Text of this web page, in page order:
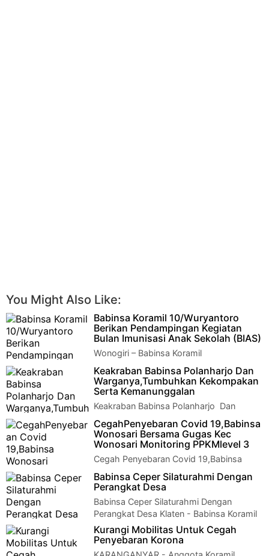
You Might Also Like:
Babinsa Koramil 10/Wuryantoro
Berikan Pendampingan Kegiatan
Bulan Imunisasi Anak Sekolah (BIAS)
Wonogiri – Babinsa Koramil
10/Wuryantoro Serda Dwiyanto bersama
dengan Bhabinkamtibmas Polsek Nguntoronadi Brigadir Sury…
Keakraban Babinsa Polanharjo Dan
Warganya,Tumbuhkan Kekompakan
Serta Kemanunggalan
Keakraban Babinsa Polanharjo Dan
Warganya,Tumbuhkan Kekompakan Serta
Kemanunggalan Klaten - Keakraban kepada warg…
CegahPenyebaran Covid 19,Babinsa
Wonosari Bersama Gugas Kec
Wonosari Monitoring PPKMlevel 3
Cegah Penyebaran Covid 19,Babinsa
Wonosari Bersama Gugas Kec Wonosari
Monitoring PPKM level 3 Klaten - Serka Paji…
Babinsa Ceper Silaturahmi Dengan
Perangkat Desa
Babinsa Ceper Silaturahmi Dengan
Perangkat Desa Klaten - Babinsa Koramil
23/Ceper Kodim 0723/Klaten laksanakan sila…
Kurangi Mobilitas Untuk Cegah
Penyebaran Korona